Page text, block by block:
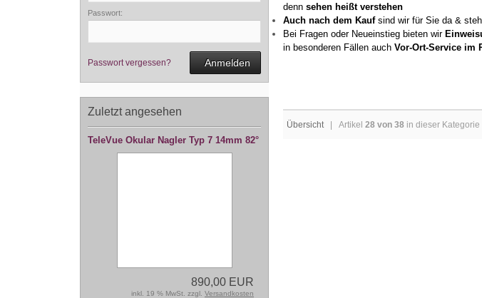
denn sehen heißt verstehen
Auch nach dem Kaufsind wir für Sie da &
Bei Fragen oder Neueinstieg bieten wir
in besonderen Fällen auch Vor-Ort-Service im
Übersicht| Artikel 28 von 38 in dieser Kategorie
Passwort:
Passwort vergessen? Anmelden
Zuletzt angesehen
TeleVue Okular Nagler Typ 7 14mm 82°
890,00 EUR
inkl. 19 % MwSt. zzgl. Versandkosten